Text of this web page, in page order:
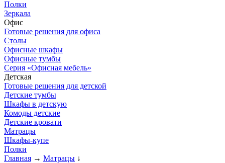
Полки
Зеркала
Офис
Готовые решения для офиса
Столы
Офисные шкафы
Офисные тумбы
Серия «Офисная мебель»
Детская
Готовые решения для детской
Детские тумбы
Шкафы в детскую
Комоды детские
Детские кровати
Матрацы
Шкафы-купе
Полки
Главная → Матрацы ↓